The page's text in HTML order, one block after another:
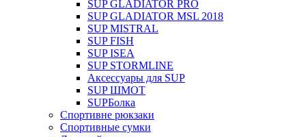
SUP GLADIATOR PRO
SUP GLADIATOR MSL 2018
SUP MISTRAL
SUP FISH
SUP ISEA
SUP STORMLINE
Аксессуары для SUP
SUP ШМОТ
SUPБолка
Спортивне рюкзаки
Спортивные сумки